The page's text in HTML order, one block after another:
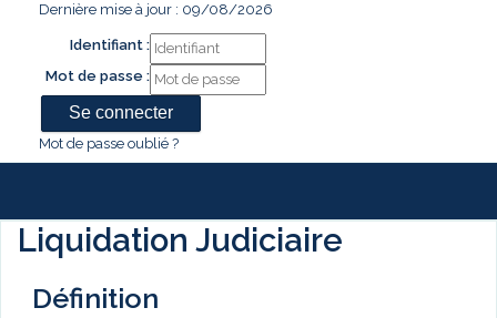
Dernière mise à jour : 09/08/2026
Identifiant :
Mot de passe :
Mot de passe oublié ?
Liquidation Judiciaire
Définition